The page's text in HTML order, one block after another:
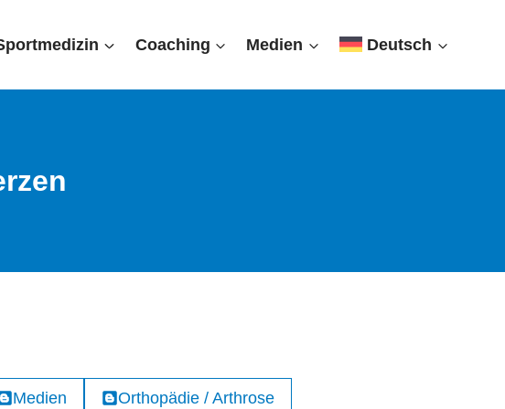
Coaching Medien Deutsch
Medien Orthopädie / Arthrose